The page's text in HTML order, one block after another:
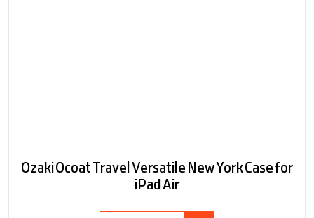
Ozaki Ocoat Travel Versatile New York Case for
iPad Air